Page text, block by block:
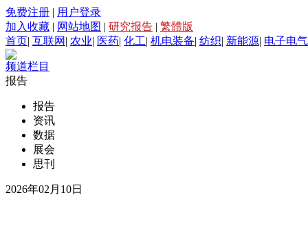
免费注册 | 用户登录
加入收藏 | 网站地图 | 研究报告 | 繁體版
首页| 互联网 | 农业| 医药| 化工| 机电装备| 纺织| 新能源| 电子电气
频道栏目
报告
报告
资讯
数据
展会
思刊
2026年02月10日